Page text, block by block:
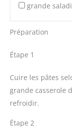
grande
Préparation
Étape 1
Cuire les pâtes
grande casserole
refroidir.
Étape 2